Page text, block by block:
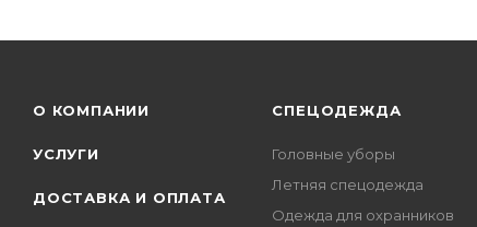
О КОМПАНИИ
УСЛУГИ
ДОСТАВКА И ОПЛАТА
СПЕЦОДЕЖДА
Головные уборы
Летняя спецодежда
Одежда для охранников